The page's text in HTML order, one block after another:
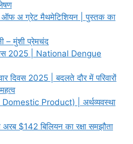
ऑफ अ ग्रेट मैथमेटिशियन | पुस्तक का
– मुंशी प्रेमचंद
2025 | National Dengue
दिवस 2025 | बदलते दौर में परिवारों
Product) | अर्थव्यवस्था
$142 बिलियन का रक्षा समझौता